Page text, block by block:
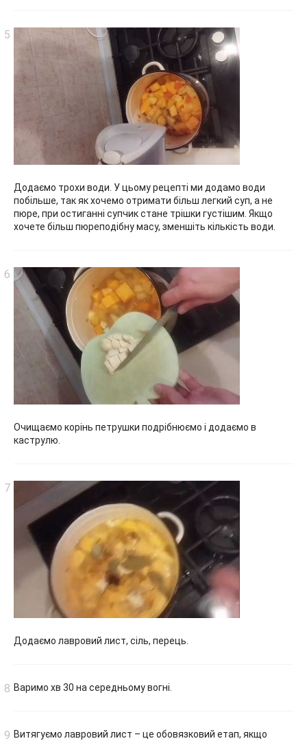
Додаємо трохи води. У цьому рецепті ми додамо води
побільше, так як хочемо отримати більш легкий суп, а не
пюре, при остиганні супчик стане трішки густішим. Якщо
хочете більш пюреподібну масу, зменшіть кількість води.
Очищаємо корінь петрушки подрібнюємо і додаємо в
каструлю.
Додаємо лавровий лист, сіль, перець.
Варимо хв 30 на середньому вогні.
Витягуємо лавровий лист – це обовязковий етап, якщо